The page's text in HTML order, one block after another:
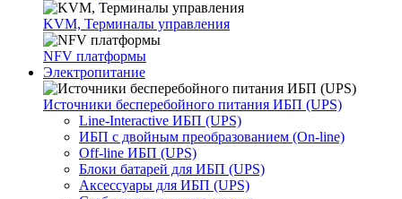
KVM, Терминалы управления
NFV платформы
Электропитание
Источники бесперебойного питания ИБП (UPS)
Line-Interactive ИБП (UPS)
ИБП с двойным преобразованием (On-line)
Off-line ИБП (UPS)
Блоки батарей для ИБП (UPS)
Аксессуары для ИБП (UPS)